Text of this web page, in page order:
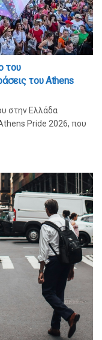
του
του Athens
στην Ελλάδα
Pride 2026, που